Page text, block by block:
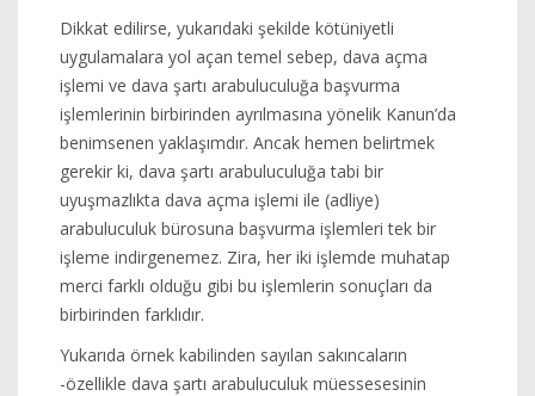
Dikkat edilirse, yukarıdaki şekilde kötüniyetli
uygulamalara yol açan temel sebep, dava açma
işlemi ve dava şartı arabuluculuğa başvurma
işlemlerinin birbirinden ayrılmasına yönelik Kanun’da
benimsenen yaklaşımdır. Ancak hemen belirtmek
gerekir ki, dava şartı arabuluculuğa tabi bir
uyuşmazlıkta dava açma işlemi ile (adliye)
arabuluculuk bürosuna başvurma işlemleri tek bir
işleme indirgenemez. Zira, her iki işlemde muhatap
merci farklı olduğu gibi bu işlemlerin sonuçları da
birbirinden farklıdır.
Yukarıda örnek kabilinden sayılan sakıncaların
-özellikle dava şartı arabuluculuk müessesesinin